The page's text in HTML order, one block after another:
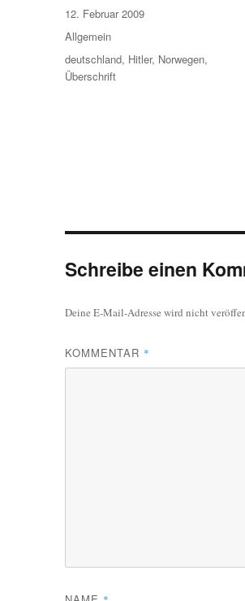
Veröffentlicht
am
12. Februar 2009
Kategorien
Allgemein
Schlagwörter
deutschland, Hitler, Norwegen,
Überschrift
Schreibe einen
Deine E-Mail-Adresse wird nicht
KOMMENTAR *